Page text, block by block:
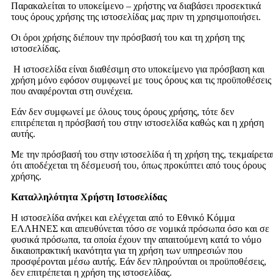
Παρακαλείται το υποκείμενο – χρήστης να διαβάσει προσεκτικά
τους όρους χρήσης της ιστοσελίδας μας πριν τη χρησιμοποιήσει.
Οι όροι χρήσης διέπουν την πρόσβασή του και τη χρήση της
ιστοσελίδας.
Η ιστοσελίδα είναι διαθέσιμη στο υποκείμενο για πρόσβαση και
χρήση μόνο εφόσον συμφωνεί με τους όρους και τις προϋποθέσεις
που αναφέρονται στη συνέχεια.
Εάν δεν συμφωνεί με όλους τους όρους χρήσης, τότε δεν
επιτρέπεται η πρόσβασή του στην ιστοσελίδα καθώς και η χρήση
αυτής.
Με την πρόσβασή του στην ιστοσελίδα ή τη χρήση της,
ότι αποδέχεται τη δέσμευσή του, όπως προκύπτει από τους όρους
χρήσης.
Καταλληλότητα Χρήστη Ιστοσελίδας
Η ιστοσελίδα ανήκει και ελέγχεται από το Εθνικό Κόμμα
ΕΛΛΗΝΕΣ και απευθύνεται τόσο σε νομικά πρόσωπα όσο και σε
φυσικά πρόσωπα, τα οποία έχουν την απαιτούμενη κατά το νόμο
δικαιοπρακτική ικανότητα για τη χρήση των υπηρεσιών που
προσφέρονται μέσω αυτής. Εάν δεν πληρούνται οι προϋποθέσεις,
δεν επιτρέπεται η χρήση της ιστοσελίδας.